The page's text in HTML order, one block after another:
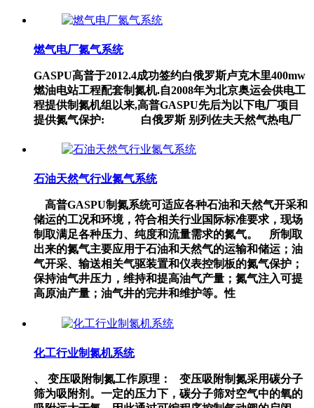
燃气电厂氮气系统
GASPU高普于2012.4成功签约白俄罗斯卢克木里400mw
燃油电站工程配套制氮机.自2008年为北京奥运会供电工
程提供制氮机组以来,高普GASPU先后为以下电厂项目
提供氮气保护: 白俄罗斯 别列佐夫天然气热电厂
石油天然气行业氮气系统
高普GASPU制氮系统可适应各种石油和天然气开采和
储运的工况和环境，符合相关行业国际标准要求，现场
制取满足各种压力、纯度和流量需求的氮气。 所制取
出来的氮气主要应用于石油和天然气的运输和储运；油
气开采、输送相关气驱装置和仪表控制板的氮气保护；
保持油气井压力，维持和提高油气产量；氮气注入可提
高原油产量；油气井的完井和维护等。性
化工行业制氮机系统
、 变压吸附制氮工作原理： 变压吸附制氮采用碳分子
筛为吸附剂。一定的压力下，碳分子筛对空气中的氧的